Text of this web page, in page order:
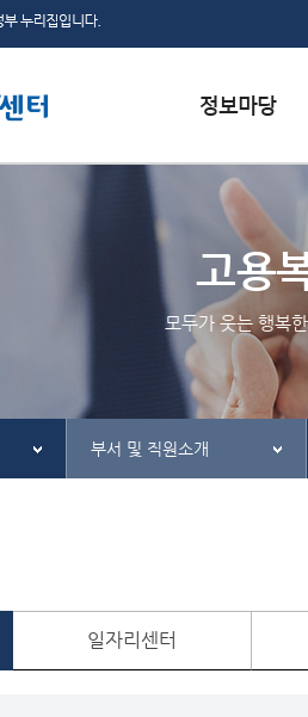
서식자료실
채용정보
인재정보
관련사이트
고용
모두가 웃는 행복
부서 및 직원소개
일자리센터